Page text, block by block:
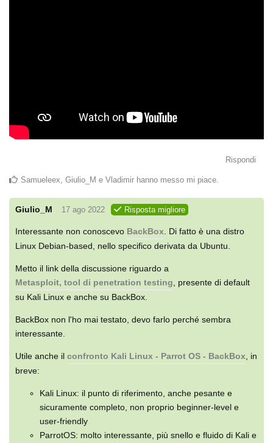
Rispondi
Samueleex Giulio_M e Vladimir hanno messo mi piace
Giulio_M 17 ago 2022 Risposta migliore
Interessante non conoscevo BackBox . Di fatto è una distro
Linux Debian-based, nello specifico derivata da Ubuntu.
Metto il link della discussione riguardo a
Metasploit, tool di penetration testing , presente di default
su Kali Linux e anche su BackBox.
BackBox non l'ho mai testato, devo farlo perché sembra
interessante.
Utile anche il confronto Kali Linux - Parrot OS - BackBox , in
breve:
Kali Linux: il punto di riferimento, anche pesante e
sicuramente completo, non proprio beginner-level e
user-friendly
ParrotOS: molto interessante, più snello e fluido di Kali e